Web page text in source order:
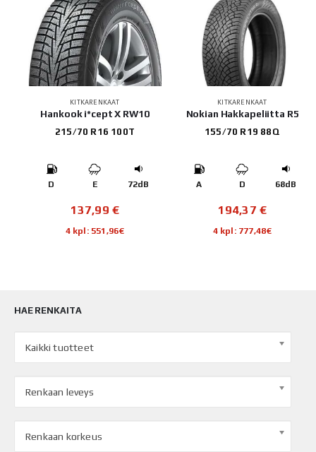
KITKARENKAAT
Hankook i*cept X RW10
215/70 R16 100T
D E 72dB
137,99€
4 kpl: 551,96€
KITKARENKAAT
Nokian Hakkapeliitta R5
155/70 R19 88Q
A D 68dB
194,37€
4 kpl: 777,48€
HAE RENKAITA
Kaikki tuotteet
Renkaan leveys
Renkaan korkeus